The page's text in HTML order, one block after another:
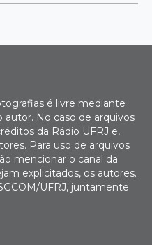
é livre mediante
autor. No caso de arquivos
da Rádio UFRJ e,
Para uso de arquivos
mencionar o canal da
explicitados, os autores.
UFRJ, juntamente